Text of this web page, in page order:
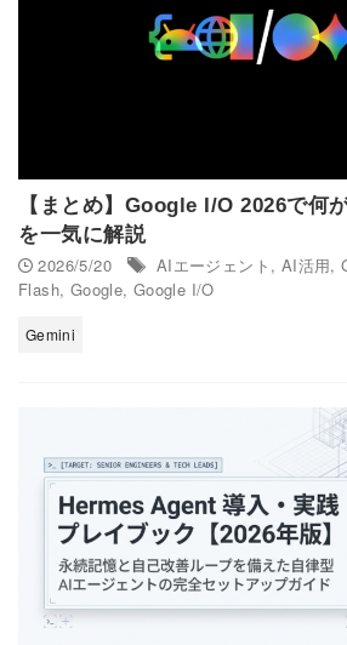
【まとめ】Google I/O 2026で何
を一気に解説
2026/5/20
AIエージェント , AI活用,
Flash, Google, Google I/O
Gemini